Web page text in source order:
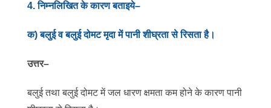
4. निम्नलिखित के कारण बताइये–
क) बलुई व बलुई दोमट मृदा में पानी शीघ्रता से रिसता है।
उत्तर–
बलुई तथा बलुई दोमट में जल धारण क्षमता कम होने के कारण पानी